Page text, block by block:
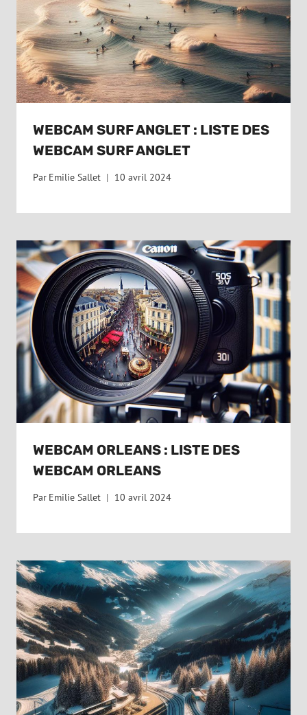
WEBCAM SURF ANGLET : LISTE DES
WEBCAM SURF ANGLET
Par Emilie Sallet 10 avril 2024
WEBCAM ORLEANS : LISTE DES
WEBCAM ORLEANS
Par Emilie Sallet 10 avril 2024